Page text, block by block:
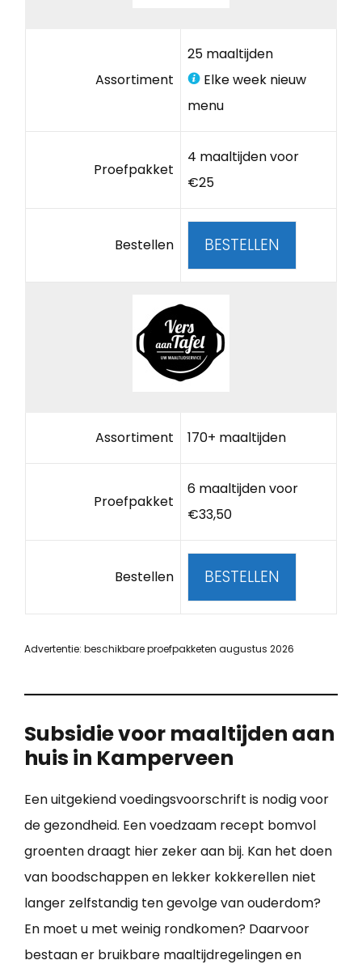
Assortiment
25 maaltijden
Elke week nieuw
menu
Proefpakket
4 maaltijden voor
€25
Bestellen BESTELLEN
Assortiment 170+ maaltijden
Proefpakket
6 maaltijden voor
€33,50
Bestellen BESTELLEN
Advertentie: beschikbare proefpakketen augustus 2026
Subsidie voor maaltijden aan
huis in Kamperveen
Een uitgekiend voedingsvoorschrift is nodig voor
de gezondheid. Een voedzaam recept bomvol
groenten draagt hier zeker aan bij. Kan het doen
van boodschappen en lekker kokkerellen niet
langer zelfstandig ten gevolge van ouderdom?
En moet u met weinig rondkomen? Daarvoor
bestaan er bruikbare maaltijdregelingen en